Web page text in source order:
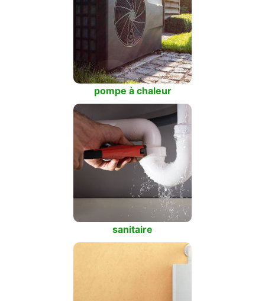
pompe à chaleur
sanitaire